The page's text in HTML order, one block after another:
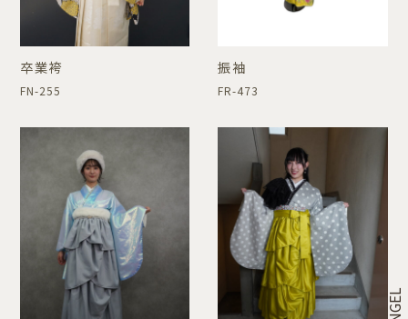
卒業袴
FN-255
振袖
FR-473